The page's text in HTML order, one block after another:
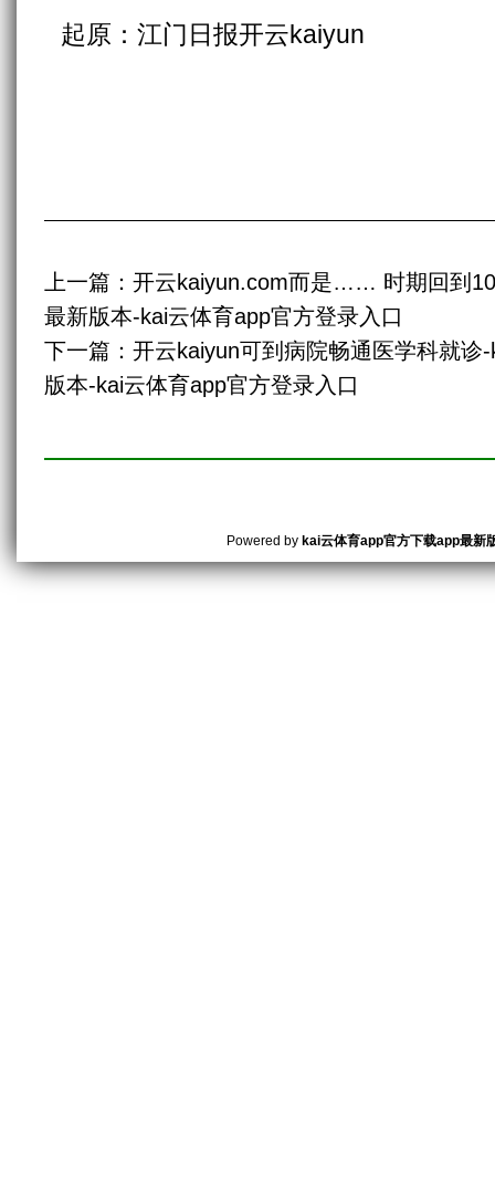
起原：江门日报开云kaiyun
上一篇： 开云kaiyun.com而是…… 时期回到
最新版本-kai云体育app官方登录入口
下一篇： 开云kaiyun可到病院畅通医学科就诊
版本-kai云体育app官方登录入口
Powered by kai云体育app官方下载app最新